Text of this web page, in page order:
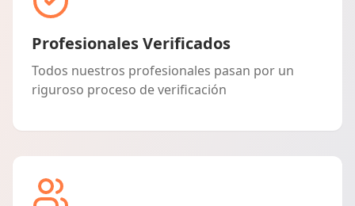
Profesionales Verificados
Todos nuestros profesionales pasan por un
riguroso proceso de verificación